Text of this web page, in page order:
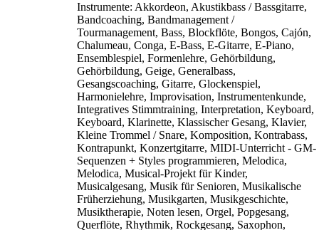
Instrumente: Akkordeon, Akustikbass / Bassgitarre,
Bandcoaching, Bandmanagement /
Tourmanagement, Bass, Blockflöte, Bongos, Cajón,
Chalumeau, Conga, E-Bass, E-Gitarre, E-Piano,
Ensemblespiel, Formenlehre, Gehörbildung,
Gehörbildung, Geige, Generalbass,
Gesangscoaching, Gitarre, Glockenspiel,
Harmonielehre, Improvisation, Instrumentenkunde,
Integratives Stimmtraining, Interpretation, Keyboard,
Keyboard, Klarinette, Klassischer Gesang, Klavier,
Kleine Trommel / Snare, Komposition, Kontrabass,
Kontrapunkt, Konzertgitarre, MIDI-Unterricht - GM-
Sequenzen + Styles programmieren, Melodica,
Melodica, Musical-Projekt für Kinder,
Musicalgesang, Musik für Senioren, Musikalische
Früherziehung, Musikgarten, Musikgeschichte,
Musiktherapie, Noten lesen, Orgel, Popgesang,
Querflöte, Rhythmik, Rockgesang, Saxophon,